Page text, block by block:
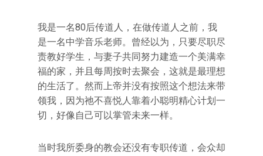
我是一名80后传道人，在做传道人之前，我
是一名中学音乐老师。曾经以为，只要尽职尽
责教好学生，与妻子共同努力建造一个美满幸
福的家，并且每周按时去聚会，这就是最理想
的生活了。然而上帝并没有按照这个想法来带
领我，因为祂不喜悦人靠着小聪明精心计划一
切，好像自己可以掌管未来一样。
当时我所委身的教会还没有专职传道，会众却